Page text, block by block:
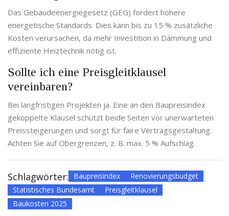
Das Gebäudeenergiegesetz (GEG) fordert höhere
energetische Standards. Dies kann bis zu 15 % zusätzliche
Kosten verursachen, da mehr Investition in Dämmung und
effiziente Heiztechnik nötig ist.
Sollte ich eine Preisgleitklausel
vereinbaren?
Bei langfristigen Projekten ja. Eine an den Baupreisindex
gekoppelte Klausel schützt beide Seiten vor unerwarteten
Preissteigerungen und sorgt für faire Vertragsgestaltung.
Achten Sie auf Obergrenzen, z. B. max. 5 % Aufschlag.
Schlagwörter: Baupreisindex
Renovierungsbudget
Statistisches Bundesamt
Preisgleitklausel
Baukosten 2025